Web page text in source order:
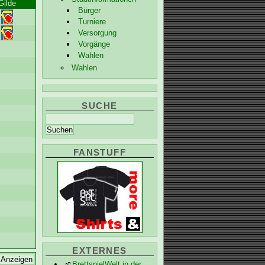
Bürger
Turniere
Versorgung
Vorgänge
Wahlen
Wahlen
SUCHE
FANSTUFF
EXTERNES